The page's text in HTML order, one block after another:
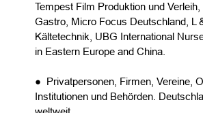
Tempest Film Produktion und
Gastro, Micro Focus Deutschland, L
Kältetechnik, UBG International
in Eastern Europe and China.
● Privatpersonen, Firmen, Vereine,
Institutionen und Behörden.